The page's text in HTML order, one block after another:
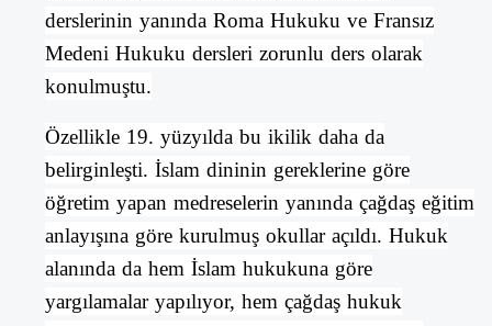
derslerinin yanında Roma Hukuku ve Fransız
Medeni Hukuku dersleri zorunlu ders olarak
konulmuştu.
Özellikle 19. yüzyılda bu ikilik daha da
belirginleşti. İslam dininin gereklerine göre
öğretim yapan medreselerin yanında çağdaş eğitim
anlayışına göre kurulmuş okullar açıldı. Hukuk
alanında da hem İslam hukukuna göre
yargılamalar yapılıyor, hem çağdaş hukuk